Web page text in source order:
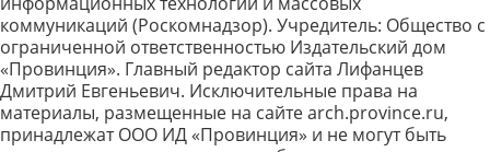
коммуникаций (Роскомнадзор). Учредитель: Общество с
ограниченной ответственностью Издательский дом
«Провинция». Главный редактор сайта Лифанцев
Дмитрий Евгеньевич. Исключительные права на
материалы, размещенные на сайте arch.province.ru,
принадлежат ООО ИД «Провинция» и не могут быть